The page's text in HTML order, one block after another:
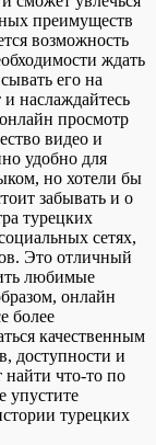
преимуществ
возможность
ждать
его на
наслаждайтесь
просмотр
видео и
удобно для
но хотели бы
забывать и о
турецких
сетях,
Это отличный
любимые
онлайн
более
качественным
доступности и
что-то по
упустите
турецких